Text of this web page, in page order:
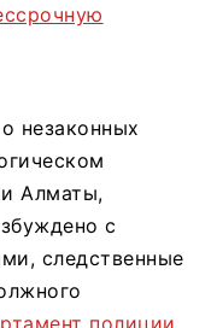
незаконных
Алматы,
с
следственные
полиции